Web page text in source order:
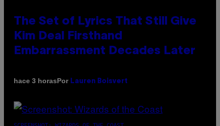
The Set of Lyrics That Still Give
Kim Deal Firsthand
Embarrassment Decades Later
hace 3 horasPor Lauren Boisvert